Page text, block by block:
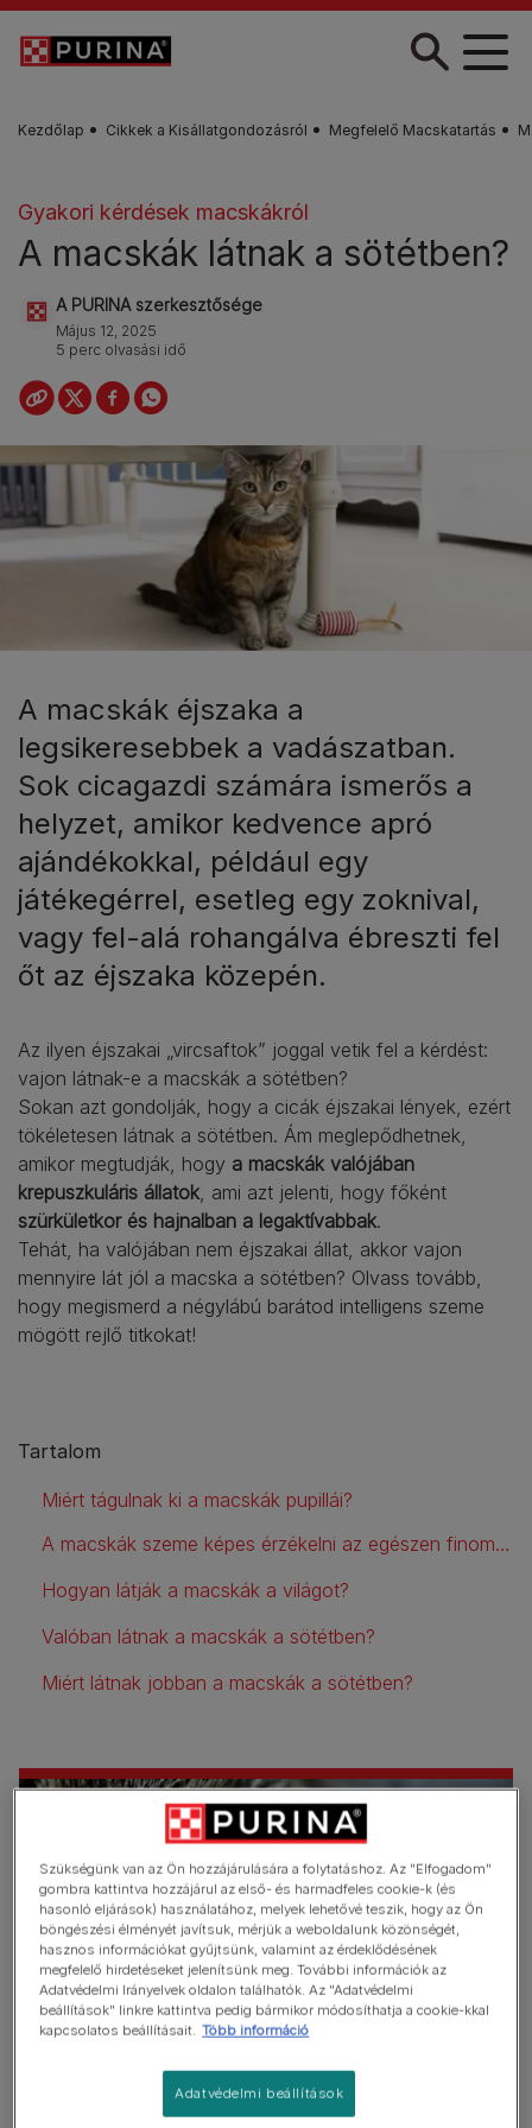
Skip to main content
Kezdőlap Cikkek a Kisállatgondozásról Megfelelő Macskatartás
Gyakori kérdések macskákról
A macskák látnak a sötétben?
A PURINA szerkesztősége
Május 12, 2025
5 perc olvasási idő
A macskák éjszaka a
legsikeresebbek a vadászatban.
Sok cicagazdi számára ismerős a
helyzet, amikor kedvence apró
ajándékokkal, például egy
játékegérrel, esetleg egy zoknival,
vagy fel-alá rohangálva ébreszti fel
őt az éjszaka közepén.
Az ilyen éjszakai „vircsaftok” joggal vetik fel a kérdést:
vajon látnak-e a macskák a sötétben?
Sokan azt gondolják, hogy a cicák éjszakai lények, ezért
tökéletesen látnak a sötétben. Ám meglepődhetnek,
amikor megtudják, hogy a macskák valójában
krepuszkuláris állatok, ami azt jelenti, hogy főként
szürkületkor és hajnalban a legaktívabbak.
Tehát, ha valójában nem éjszakai állat, akkor vajon
mennyire lát jól a macska a sötétben? Olvass tovább,
hogy megismerd a négylábú barátod intelligens szeme
mögött rejlő titkokat!
Tartalom
Miért tágulnak ki a macskák pupillái?
A macskák szeme képes érzékelni az egészen finom mozgásokat is a környezetében
Hogyan látják a macskák a világot?
Valóban látnak a macskák a sötétben?
Miért látnak jobban a macskák a sötétben?
Emellett a macskák szemében lévő fotoreceptorok
Szükségünk van az Ön hozzájárulására a folytatáshoz. Az "Elfogadom"
gombra kattintva hozzájárul az első- és harmadfeles cookie-k (és
hasonló eljárások) használatához, melyek lehetővé teszik, hogy az Ön
böngészési élményét javítsuk, mérjük a weboldalunk közönségét,
hasznos információkat gyűjtsünk, valamint az érdeklődésének
megfelelő hirdetéseket jelenítsünk meg. További információk az
Adatvédelmi Irányelvek oldalon találhatók. Az "Adatvédelmi
beállítások" linkre kattintva pedig bármikor módosíthatja a cookie-kkal
kapcsolatos beállításait. Több információ
Adatvédelmi beállítások